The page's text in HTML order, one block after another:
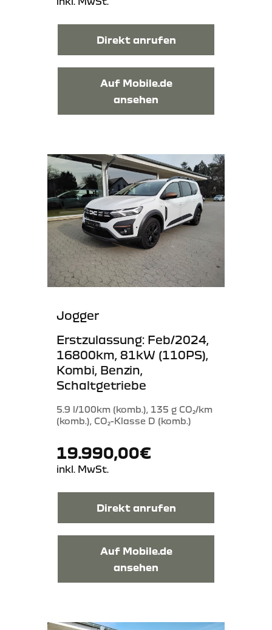
Direkt anrufen
Auf Mobile.de
ansehen
Jogger
Erstzulassung: Feb/2024,
16800km, 81kW (110PS),
Kombi, Benzin,
Schaltgetriebe
5.9 l/100km (komb.), 135 g CO₂/km
(komb.), CO₂-Klasse D (komb.)
19.990,00€
inkl. MwSt.
Direkt anrufen
Auf Mobile.de
ansehen